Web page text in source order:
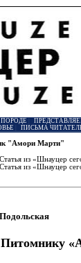
ПИСЬМА
"Амори Марти"
Статья из «Шнауцер
Статья из «Шнауцер
Питомнику